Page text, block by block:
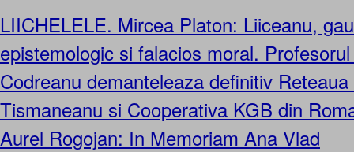
LIICHELELE. Mircea Platon: Liiceanu,
epistemologic si falacios moral.
Codreanu demanteleaza definitiv
Tismaneanu si Cooperativa KGB din
Aurel Rogojan: In Memoriam Ana Vlad